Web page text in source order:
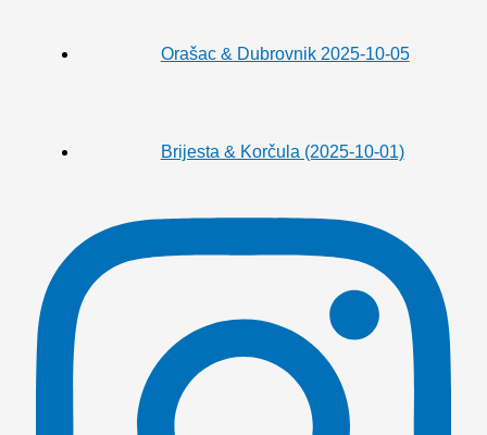
Orašac & Dubrovnik 2025-10-05
Brijesta & Korčula (2025-10-01)